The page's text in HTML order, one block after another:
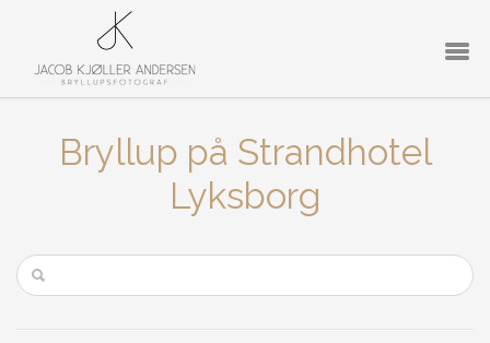
Bryllup på Strandhotel
Lyksborg